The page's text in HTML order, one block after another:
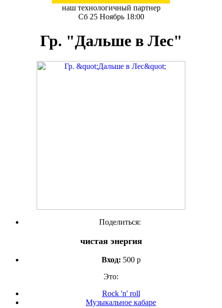
наш технологичный партнер
Сб 25 Ноябрь 18:00
Гр. "Дальше в Лес"
Поделиться:
чистая энергия
Вход: 500 р
Это:
Rock 'n' roll
Музыкальное кабаре